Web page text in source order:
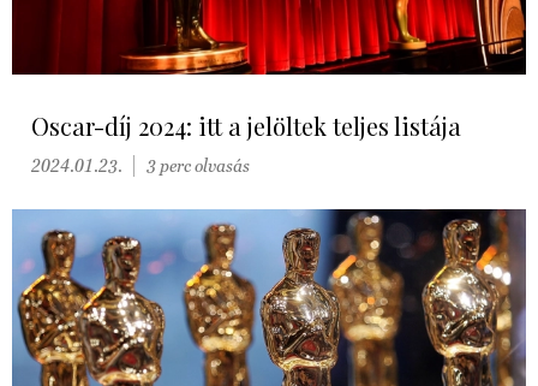
Oscar-díj 2024: itt a jelöltek teljes listája
2024.01.23. 3 perc olvasás